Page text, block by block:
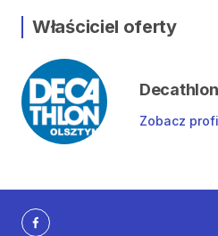
Właściciel oferty
Zobacz